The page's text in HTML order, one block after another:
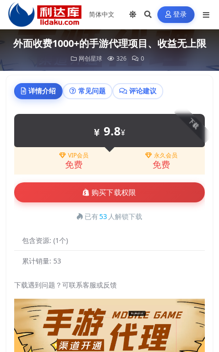
登录
外面收费1000+的手游代理项目、收益无上限
网创星球 326 0
详情介绍 常见问题 评论建议
下载
9.8¥
VIP会员
免费
永久会员
免费
购买下载权限
已有53 人解锁下载
包含资源: (1个)
累计销量: 53
下载遇到问题？可联系客服或反馈